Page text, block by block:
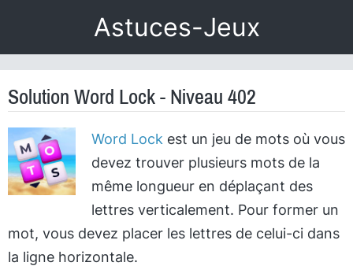
Astuces-Jeux
Solution Word Lock - Niveau 402
Word Lock est un jeu de mots où vous
devez trouver plusieurs mots de la
même longueur en déplaçant des
lettres verticalement. Pour former un
mot, vous devez placer les lettres de celui-ci dans
la ligne horizontale.